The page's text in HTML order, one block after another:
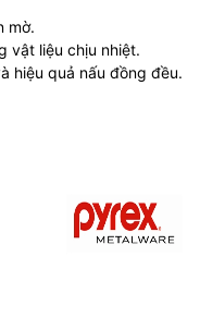
mờ.
vật liệu chịu nhiệt.
hiệu quả nấu đồng đều.